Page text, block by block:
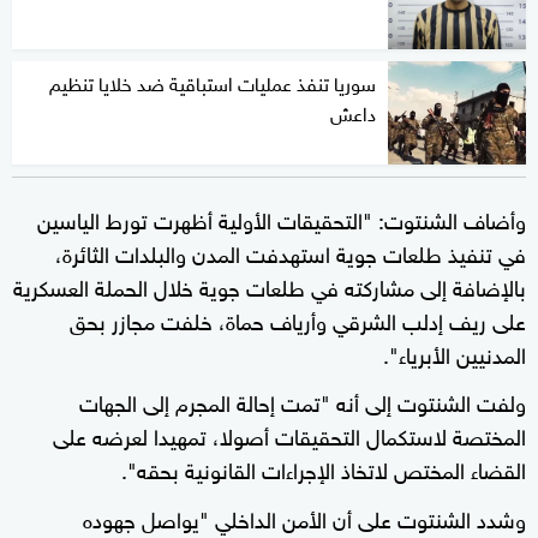
سوريا تنفذ عمليات استباقية ضد خلايا تنظيم
داعش
وأضاف الشنتوت: "التحقيقات الأولية أظهرت تورط الياسين
في تنفيذ طلعات جوية استهدفت المدن والبلدات الثائرة،
بالإضافة إلى مشاركته في طلعات جوية خلال الحملة العسكرية
على ريف إدلب الشرقي وأرياف حماة، خلفت مجازر بحق
المدنيين الأبرياء".
ولفت الشنتوت إلى أنه "تمت إحالة المجرم إلى الجهات
المختصة لاستكمال التحقيقات أصولا، تمهيدا لعرضه على
القضاء المختص لاتخاذ الإجراءات القانونية بحقه".
وشدد الشنتوت على أن الأمن الداخلي "يواصل جهوده